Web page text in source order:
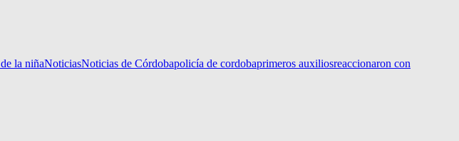
la niñaNoticiasNoticias de Córdobapolicía de cordobaprimeros auxiliosreaccionaron con